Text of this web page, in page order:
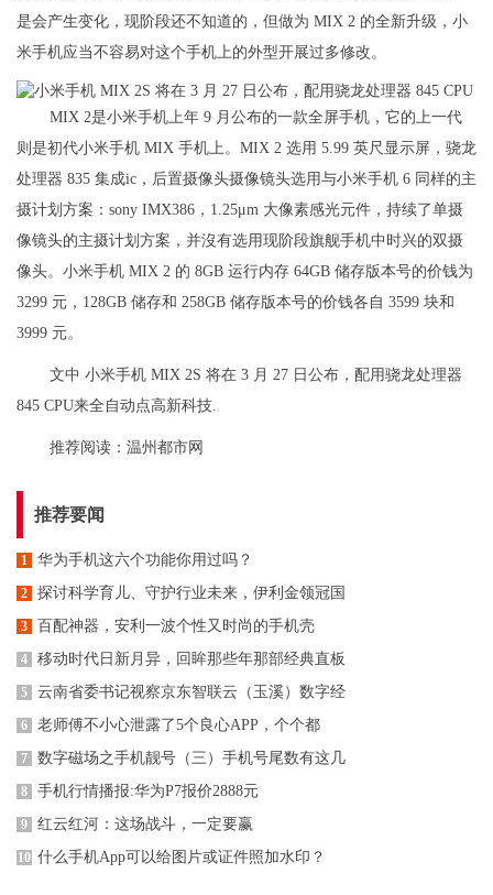
是会产生变化，现阶段还不知道的，但做为 MIX 2 的全新升级，小
米手机应当不容易对这个手机上的外型开展过多修改。
MIX 2是小米手机上年 9 月公布的一款全屏手机，它的上一代
则是初代小米手机 MIX 手机上。MIX 2 选用 5.99 英尺显示屏，骁龙
处理器 835 集成ic，后置摄像头摄像镜头选用与小米手机 6 同样的主
摄计划方案：sony IMX386，1.25μm 大像素感光元件，持续了单摄
像镜头的主摄计划方案，并沒有选用现阶段旗舰手机中时兴的双摄
像头。小米手机 MIX 2 的 8GB 运行内存 64GB 储存版本号的价钱为
3299 元，128GB 储存和 258GB 储存版本号的价钱各自 3599 块和
3999 元。
文中 小米手机 MIX 2S 将在 3 月 27 日公布，配用骁龙处理器
845 CPU来全自动点高新科技.
推荐阅读： 温州都市网
推荐要闻
1 华为手机这六个功能你用过吗？
2 探讨科学育儿、守护行业未来，伊利金领冠国
3 百配神器，安利一波个性又时尚的手机壳
4 移动时代日新月异，回眸那些年那部经典直板
5 云南省委书记视察京东智联云（玉溪）数字经
6 老师傅不小心泄露了5个良心APP，个个都
7 数字磁场之手机靓号（三）手机号尾数有这几
8 手机行情播报:华为P7报价2888元
9 红云红河：这场战斗，一定要赢
10 什么手机App可以给图片或证件照加水印？